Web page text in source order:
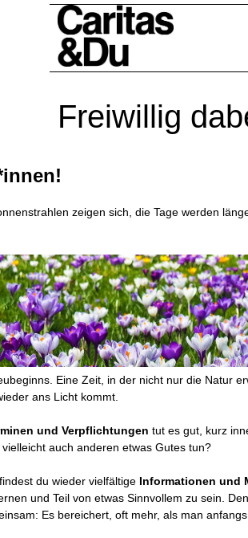
Freiwillig
zeigen sich, die Tage werden
Eine Zeit, in der nicht nur die Natur
ans Licht kommt.
und Verpflichtungen tut es gut, kurz
auch anderen etwas Gutes tun?
du wieder vielfältige Informationen und
und Teil von etwas Sinnvollem zu sein.
Es bereichert, oft mehr, als man